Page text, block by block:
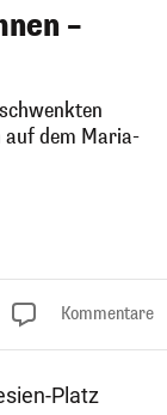
–
auf dem Maria-
Kommentare
Platz